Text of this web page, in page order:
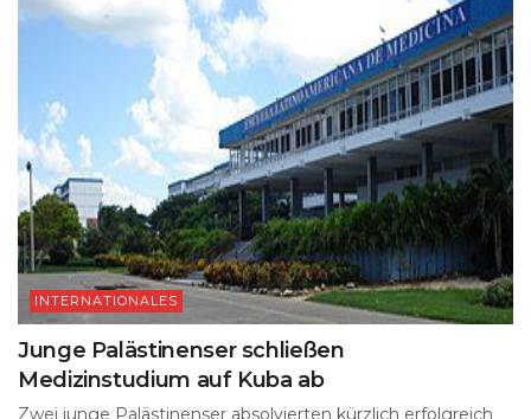
INTERNATIONALES
Junge Palästinenser schließen
Medizinstudium auf Kuba ab
Zwei junge Palästinenser absolvierten kürzlich erfolgreich